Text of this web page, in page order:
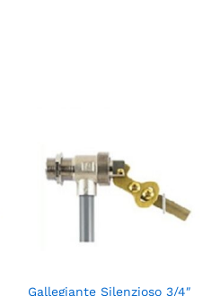
Gallegiante Silenzioso 3/4″